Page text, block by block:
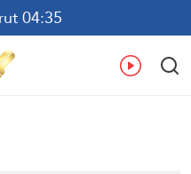
04:35
En